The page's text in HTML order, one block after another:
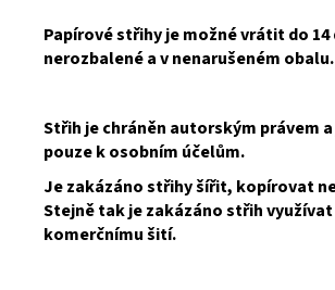
Papírové střihy je možné vrátit do 14
nerozbalené a v nenarušeném obalu.
Střih je chráněn autorským právem
pouze k osobním účelům.
Je zakázáno střihy šířit, kopírovat
Stejně tak je zakázáno střih
komerčnímu šití.